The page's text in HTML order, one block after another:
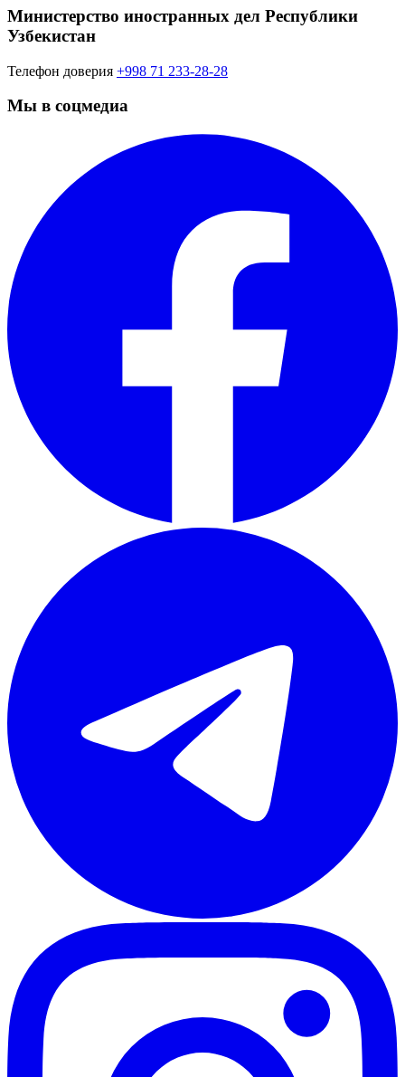
Министерство иностранных дел Республики
Узбекистан
Телефон доверия +998 71 233-28-28
Мы в соцмедиа